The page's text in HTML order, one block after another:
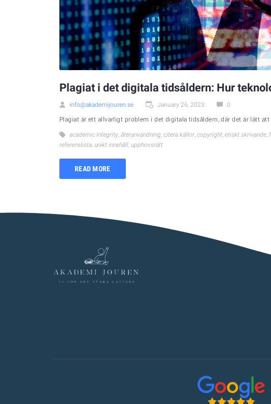
Plagiat i det digitala tidsåldern: Hur
info@akademijouren.se January 26, 2023 0
Plagiat är ett allvarligt problem i det digitala tidsåldern, där det är lätt
academic integrity, återanvändning, citera källor, copyright, etiskt skrivande,
referenslista, unikt innehåll, upphovsrätt
READ MORE